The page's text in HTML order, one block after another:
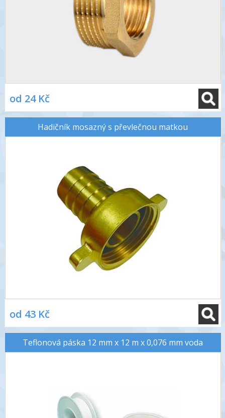
od 24 Kč
Hadičník mosazný s převlečnou matkou
od 43 Kč
Teflonová páska 12 mm x 12 m x 0,076 mm voda